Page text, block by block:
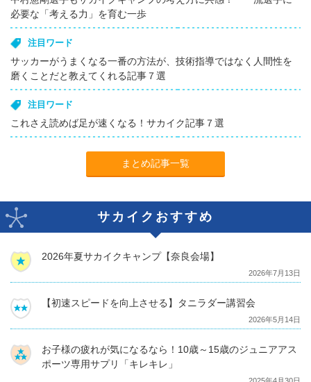
必要な「考える力」を育む一歩
注目ワード
サッカーがうまくなる一番の方法が、技術指導ではなく人間性を
磨くことだと教えてくれる記事７選
注目ワード
これさえ読めば足が速くなる！サカイク記事７選
まとめ記事一覧
サカイクおすすめ
2026年夏サカイクキャンプ【奈良会場】
2026年7月13日
【初速スピードを向上させる】タニラダー講習会
2026年5月14日
お子様の疲れが気になるなら！10歳～15歳のジュニアアス
ポーツ専用サプリ「キレキレ」